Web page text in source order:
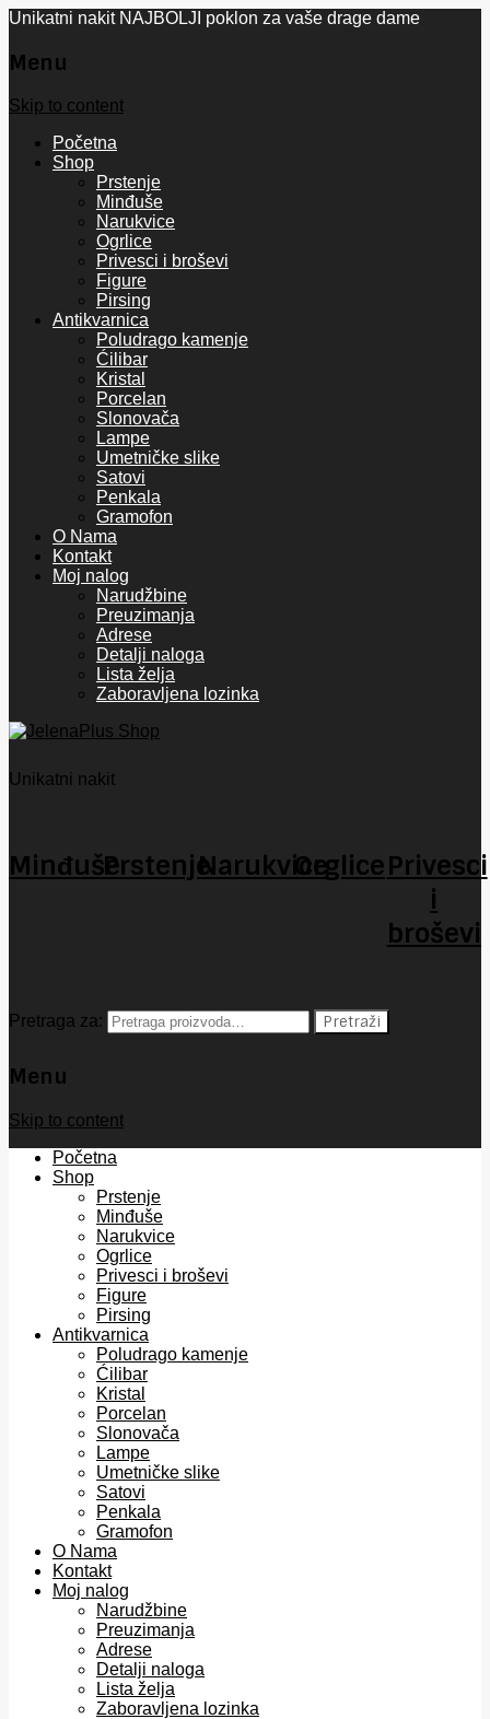
Unikatni nakit NAJBOLJI poklon za vaše drage dame
Menu
Skip to content
Početna
Shop
Prstenje
Minđuše
Narukvice
Ogrlice
Privesci i broševi
Figure
Pirsing
Antikvarnica
Poludrago kamenje
Ćilibar
Kristal
Porcelan
Slonovača
Lampe
Umetničke slike
Satovi
Penkala
Gramofon
O Nama
Kontakt
Moj nalog
Narudžbine
Preuzimanja
Adrese
Detalji naloga
Lista želja
Zaboravljena lozinka
Unikatni nakit
MinđušePrstenjeNarukviceOrglicePrivesci
i
broševi
Pretraga za: Pretraži
Menu
Skip to content
Početna
Shop
Prstenje
Minđuše
Narukvice
Ogrlice
Privesci i broševi
Figure
Pirsing
Antikvarnica
Poludrago kamenje
Ćilibar
Kristal
Porcelan
Slonovača
Lampe
Umetničke slike
Satovi
Penkala
Gramofon
O Nama
Kontakt
Moj nalog
Narudžbine
Preuzimanja
Adrese
Detalji naloga
Lista želja
Zaboravljena lozinka